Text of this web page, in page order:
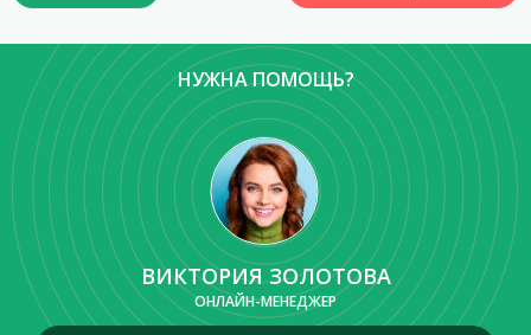
НУЖНА ПОМОЩЬ?
ВИКТОРИЯ ЗОЛОТОВА
ОНЛАЙН-МЕНЕДЖЕР